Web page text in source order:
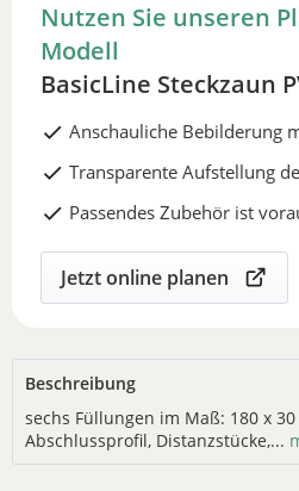
Nutzen Sie unseren
Modell
BasicLine Steckzaun
Anschauliche Bebilderung
Transparente Aufstellung
Passendes Zubehör ist
Jetzt online planen
Beschreibung
sechs Füllungen im Maß: 180 x
Abschlussprofil, Distanzstücke,...